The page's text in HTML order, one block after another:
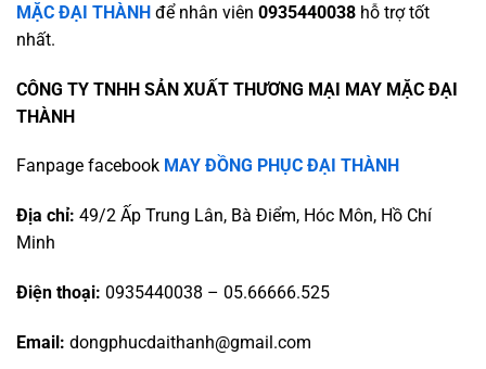
MẶC ĐẠI THÀNH để nhân viên 0935440038 hỗ trợ tốt
nhất.
CÔNG TY TNHH SẢN XUẤT THƯƠNG MẠI MAY MẶC ĐẠI
THÀNH
Fanpage facebook MAY ĐỒNG PHỤC ĐẠI THÀNH
Địa chỉ: 49/2 Ấp Trung Lân, Bà Điểm, Hóc Môn, Hồ Chí
Minh
Điện thoại: 0935440038 – 05.66666.525
Email: dongphucdaithanh@gmail.com